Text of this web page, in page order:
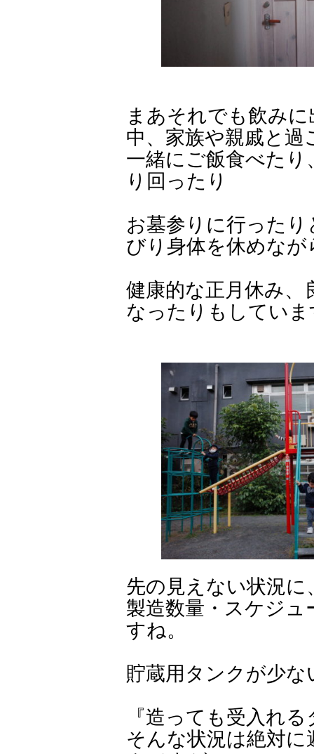
まあそれでも飲み
中、家族や親戚と過
一緒にご飯食べた
り回ったり
お墓参りに行った
びり身体を休めなが
健康的な正月休み
なったりもしていま
先の見えない状況
製造数量・スケジ
すね。
貯蔵用タンクが少な
『造っても受入れ
そんな状況は絶対